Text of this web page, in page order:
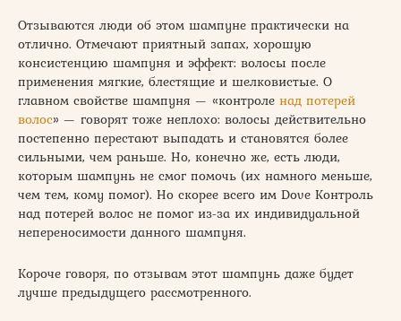
Отзываются люди об этом шампуне практически на
отлично. Отмечают приятный запах, хорошую
консистенцию шампуня и эффект: волосы после
применения мягкие, блестящие и шелковистые. О
главном свойстве шампуня — «контроле над потерей
волос» — говорят тоже неплохо: волосы действительно
постепенно перестают выпадать и становятся более
сильными, чем раньше. Но, конечно же, есть люди,
которым шампунь не смог помочь (их намного меньше,
чем тем, кому помог). Но скорее всего им Dove Контроль
над потерей волос не помог из-за их индивидуальной
непереносимости данного шампуня.
Короче говоря, по отзывам этот шампунь даже будет
лучше предыдущего рассмотренного.